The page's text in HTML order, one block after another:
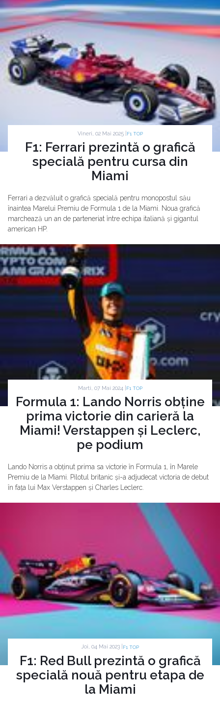
Vineri, 02 Mai 2025 | F1 TOP
F1: Ferrari prezintă o grafică
specială pentru cursa din
Miami
Ferrari a dezvăluit o grafică specială pentru monopostul său
înaintea Marelui Premiu de Formula 1 de la Miami. Noua grafică
marchează un an de parteneriat între echipa italiană și gigantul
american HP.
Marti, 07 Mai 2024 | F1 TOP
Formula 1: Lando Norris obține
prima victorie din carieră la
Miami! Verstappen și Leclerc,
pe podium
Lando Norris a obținut prima sa victorie în Formula 1, în Marele
Premiu de la Miami. Pilotul britanic și-a adjudecat victoria de debut
în fața lui Max Verstappen și Charles Leclerc.
Joi, 04 Mai 2023 | F1 TOP
F1: Red Bull prezintă o grafică
specială nouă pentru etapa de
la Miami